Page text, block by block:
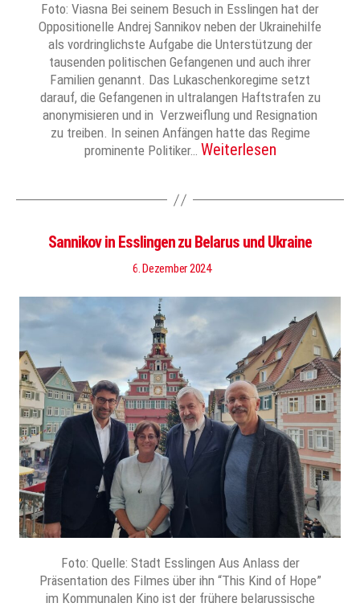
Foto: Viasna Bei seinem Besuch in Esslingen hat der
Oppositionelle Andrej Sannikov neben der Ukrainehilfe
als vordringlichste Aufgabe die Unterstützung der
tausenden politischen Gefangenen und auch ihrer
Familien genannt. Das Lukaschenkoregime setzt
darauf, die Gefangenen in ultralangen Haftstrafen zu
anonymisieren und in Verzweiflung und Resignation
zu treiben. In seinen Anfängen hatte das Regime
prominente Politiker… Weiterlesen
Sannikov in Esslingen zu Belarus und Ukraine
6. Dezember 2024
Foto: Quelle: Stadt Esslingen Aus Anlass der
Präsentation des Filmes über ihn “This Kind of Hope”
im Kommunalen Kino ist der frühere belarussische